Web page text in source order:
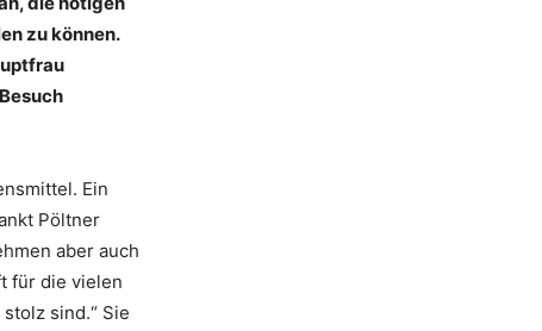
zu können.
Ein
Pöltner
aber auch
für die vielen
sind.“ Sie